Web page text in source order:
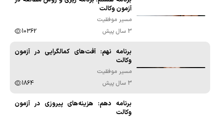
آزمون وکالت
مسیر موفقیت
3 سال پیش
10362
برنامه نهم: آفت‌های کمالگرایی در آزمون
وکالت
مسیر موفقیت
3 سال پیش
1864
برنامه دهم: هزینه‌های پیروزی در آزمون
وکالت